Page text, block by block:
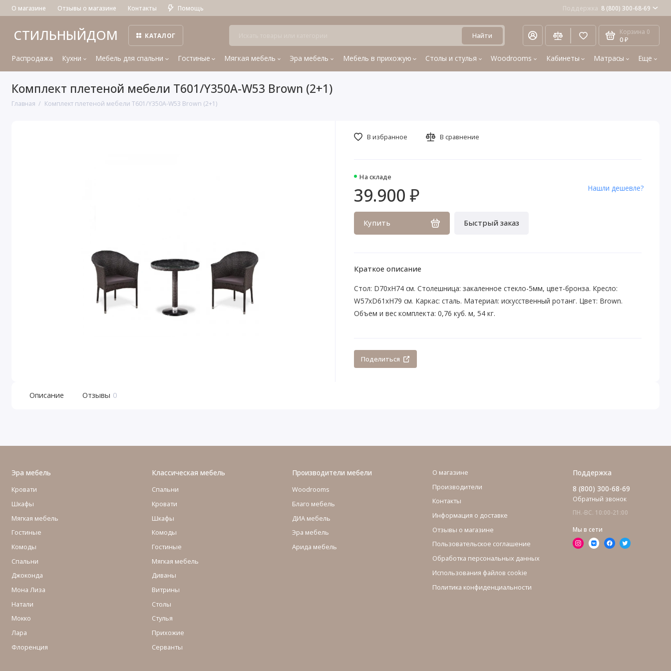
О магазине Отзывы о магазине Контакты Помощь Поддержка 8 (800) 300-68-69
СТИЛЬНЫЙДОМ КАТАЛОГ Найти Корзина 0
0 ₽
Распродажа Кухни Мебель для спальни Гостиные Мягкая мебель Эра мебель Мебель в прихожую Столы и стулья Woodrooms Кабинеты Матрасы Еще
Комплект плетеной мебели T601/Y350A-W53 Brown (2+1)
Главная Комплект плетеной мебели T601/Y350A-W53 Brown (2+1)
На складе
39.900 ₽
Купить Быстрый заказ
Нашли дешевле?
В избранное В сравнение
Краткое описание
Стол: D70xH74 см. Столешница: закаленное стекло-5мм, цвет-бронза. Кресло:
W57xD61xH79 см. Каркас: сталь. Материал: искусственный ротанг. Цвет: Brown.
Объем и вес комплекта: 0,76 куб. м, 54 кг.
Поделиться
Описание Отзывы 0
Эра мебель
Кровати
Шкафы
Мягкая мебель
Гостиные
Комоды
Cпальни
Джоконда
Мона Лиза
Натали
Мокко
Лара
Флоренция
Классическая мебель
Спальни
Кровати
Шкафы
Комоды
Гостиные
Мягкая мебель
Диваны
Витрины
Столы
Стулья
Прихожие
Серванты
Производители мебели
Woodrooms
Благо мебель
ДИА мебель
Эра мебель
Арида мебель
О магазине
Производители
Контакты
Информация о доставке
Отзывы о магазине
Пользовательское соглашение
Обработка персональных данных
Использования файлов cookie
Политика конфиденциальности
Поддержка
8 (800) 300-68-69
Обратный звонок
ПН.-ВС. 10:00-21:00
Мы в сети